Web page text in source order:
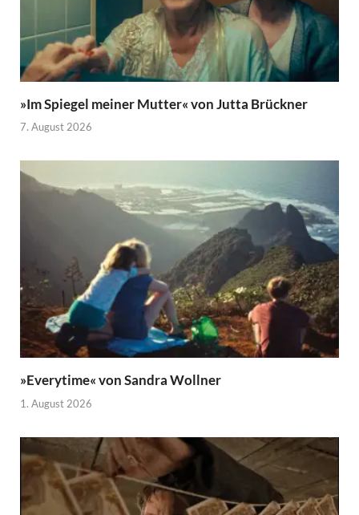
»Im Spiegel meiner Mutter« von Jutta Brückner
7. August 2026
»Everytime« von Sandra Wollner
1. August 2026